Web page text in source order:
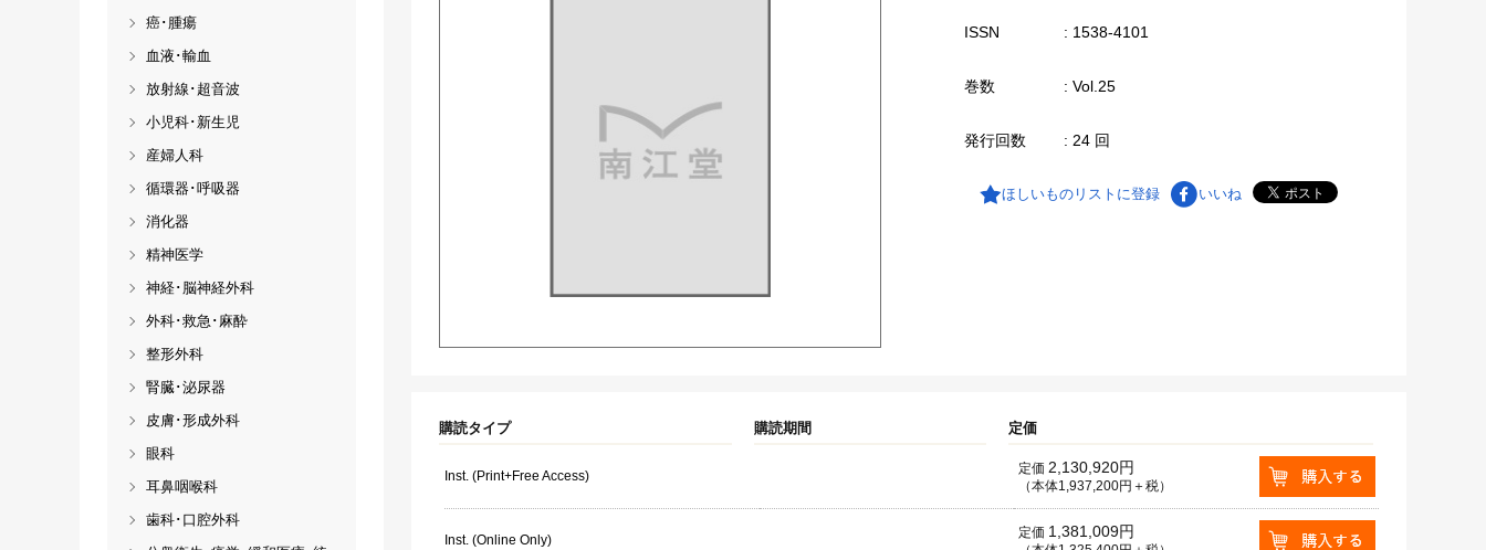
ISSN : 1538-4101
巻数 : Vol.25
発行回数 : 24 回
ほしいものリストに登録 いいね
購読タイプ 購読期間 定価
Inst. (Print+Free Access) 定価 2,130,920円
（本体1,937,200円＋税）
Inst. (Online Only) 定価 1,381,009円
癌･腫瘍
血液･輸血
放射線･超音波
小児科･新生児
産婦人科
循環器･呼吸器
消化器
精神医学
神経･脳神経外科
外科･救急･麻酔
整形外科
腎臓･泌尿器
皮膚･形成外科
眼科
耳鼻咽喉科
歯科･口腔外科